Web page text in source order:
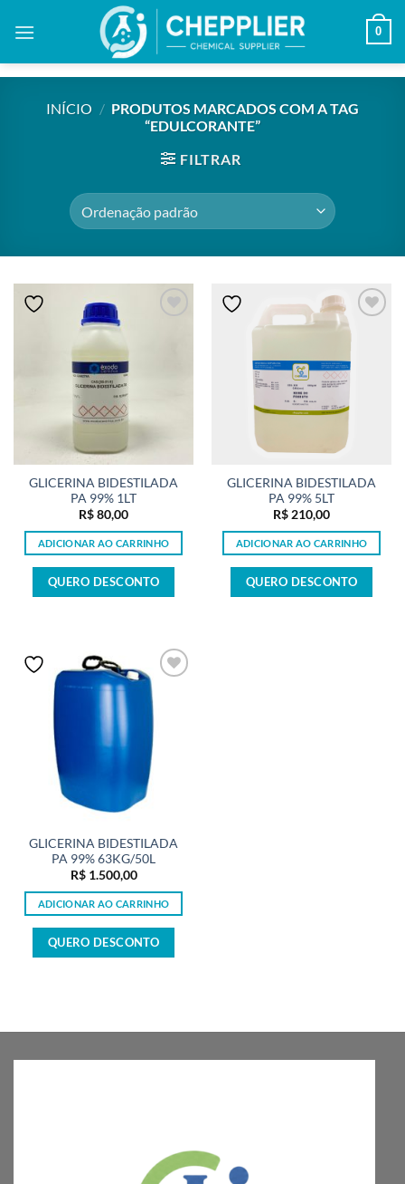
0
INÍCIO / PRODUTOS MARCADOS COM A TAG
“EDULCORANTE”
FILTRAR
GLICERINA BIDESTILADA
PA 99% 1LT
R$80,00
ADICIONAR AO CARRINHO
QUERO DESCONTO
GLICERINA BIDESTILADA
PA 99% 5LT
R$ 210,00
ADICIONAR AO CARRINHO
QUERO DESCONTO
GLICERINA BIDESTILADA
PA 99% 63KG/50L
R$1.500,00
ADICIONAR AO CARRINHO
QUERO DESCONTO